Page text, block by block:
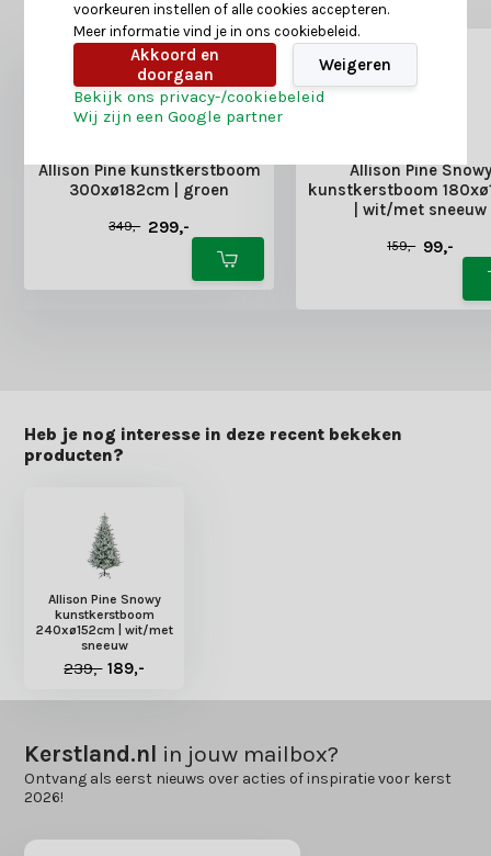
Allison Pine kunstkerstboom
300xø182cm | groen
349,- 299,-
Allison Pine Snowy
kunstkerstboom
| wit/met sneeuw
159,- 99,-
Heb je nog interesse in deze recent bekeken
producten?
Allison Pine Snowy
kunstkerstboom
240xø152cm | wit/met
sneeuw
239,- 189,-
Kerstland.nl in jouw mailbox?
Ontvang als eerst nieuws over acties of inspiratie voor kerst
2026!
voorkeuren instellen of alle cookies accepteren.
Meer informatie vind je in ons cookiebeleid.
Akkoord en
doorgaan
Weigeren
Bekijk ons privacy-/cookiebeleid
Wij zijn een Google partner